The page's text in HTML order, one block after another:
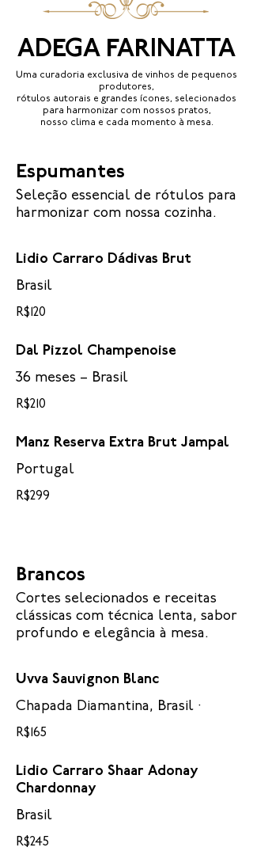
ADEGA FARINATTA
Uma curadoria exclusiva de vinhos de pequenos
produtores,
rótulos autorais e grandes ícones, selecionados
para harmonizar com nossos pratos,
nosso clima e cada momento à mesa.
Espumantes
Seleção essencial de rótulos para
harmonizar com nossa cozinha.
Lidio Carraro Dádivas Brut
Brasil
R$120
Dal Pizzol Champenoise
36 meses – Brasil
R$210
Manz Reserva Extra Brut Jampal
Portugal
R$299
Brancos
Cortes selecionados e receitas
clássicas com técnica lenta, sabor
profundo e elegância à mesa.
Uvva Sauvignon Blanc
Chapada Diamantina, Brasil ·
R$165
Lidio Carraro Shaar Adonay
Chardonnay
Brasil
R$245